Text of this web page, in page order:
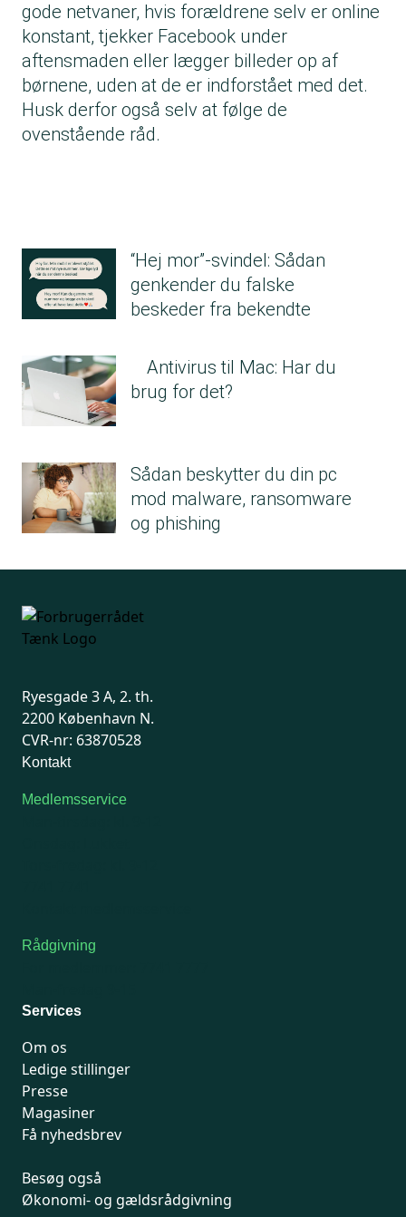
gode netvaner, hvis forældrene selv er online
konstant, tjekker Facebook under
aftensmaden eller lægger billeder op af
børnene, uden at de er indforstået med det.
Husk derfor også selv at følge de
ovenstående råd.
“Hej mor”-svindel: Sådan
genkender du falske
beskeder fra bekendte
Antivirus til Mac: Har du
brug for det?
Sådan beskytter du din pc
mod malware, ransomware
og phishing
Ryesgade 3 A, 2. th.
2200 København N.
CVR-nr: 63870528
Kontakt
Medlemsservice
Rådgivning
Services
Om os
Ledige stillinger
Presse
Magasiner
Få nyhedsbrev
Besøg også
Økonomi- og gældsrådgivning